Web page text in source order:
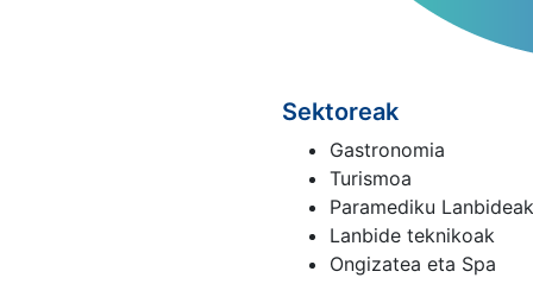
Sektoreak
Gastronomia
Turismoa
Paramediku Lanbideak
Lanbide teknikoak
Ongizatea eta Spa